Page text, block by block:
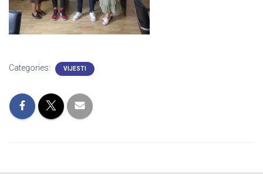
Categories: VIJESTI